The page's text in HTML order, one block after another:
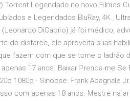
Torrent Legendado no novo Filmes
e Legendados BluRay, 4K ,
(Leonardo DiCaprio) já foi médico,
do disfarce, ele aproveita suas
fazem com que se torne o ladrão
17 anos. Baixar Prenda-me Se
1080p - Sinopse: Frank
com apenas 18 anos. Mestre na